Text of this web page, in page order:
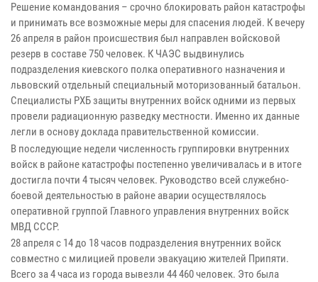
Решение командования – срочно блокировать район катастрофы
и принимать все возможные меры для спасения людей. К вечеру
26 апреля в район происшествия был направлен войсковой
резерв в составе 750 человек. К ЧАЭС выдвинулись
подразделения киевского полка оперативного назначения и
львовский отдельный специальный моторизованный батальон.
Специалисты РХБ защиты внутренних войск одними из первых
провели радиационную разведку местности. Именно их данные
легли в основу доклада правительственной комиссии.
В последующие недели численность группировки внутренних
войск в районе катастрофы постепенно увеличивалась и в итоге
достигла почти 4 тысяч человек. Руководство всей служебно-
боевой деятельностью в районе аварии осуществлялось
оперативной группой Главного управления внутренних войск
МВД СССР.
28 апреля с 14 до 18 часов подразделения внутренних войск
совместно с милицией провели эвакуацию жителей Припяти.
Всего за 4 часа из города вывезли 44 460 человек. Это была